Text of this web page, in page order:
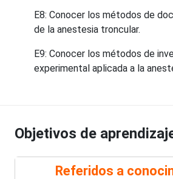
E8: Conocer los métodos de
de la anestesia troncular.
E9: Conocer los métodos de
experimental aplicada a la
Objetivos de
Referidos a